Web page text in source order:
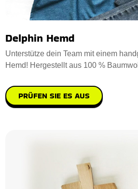
Delphin Hemd
Unterstütze dein Team mit einem
Hemd! Hergestellt aus 100 %
PRÜFEN SIE ES AUS